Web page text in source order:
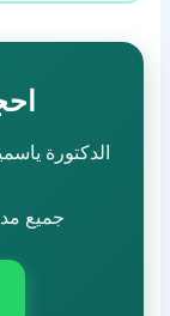
الدكتورة
جميع